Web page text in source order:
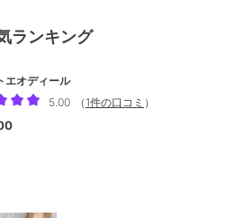
ランキング
エオディール
5.00
（ 1件の口コミ ）